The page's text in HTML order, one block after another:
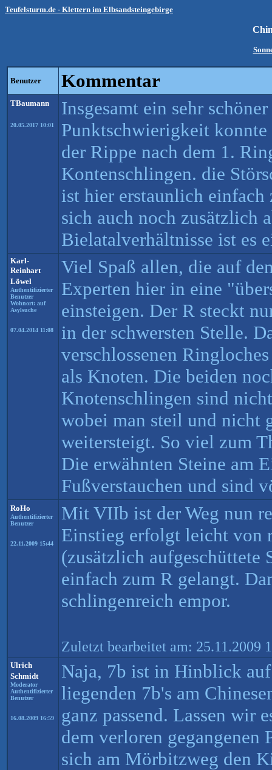
Teufelsturm.de - Klettern im Elbsandsteingebirge
Benutzer Kommentar
TBaumann
20.05.2017 10:01
Insgesamt ein sehr
Punktschwierigkeit
der Rippe nach dem 1.
Kontenschlingen. die
ist hier erstaunlich einfach
sich auch noch zusätzlich
Bielatalverhältnisse ist es
Karl-
Reinhart
Löwel
Authentifizierter
Benutzer
Wohnort: auf
Asylsuche
07.04.2014 11:08
Viel Spaß allen, die auf
Experten hier in eine
einsteigen. Der R steckt
in der schwersten Stelle.
verschlossenen
als Knoten. Die beiden
Knotenschlingen sind
wobei man steil und nicht
weitersteigt. So viel zum
Die erwähnten Steine am
Fußverstauchen und sind
RoHo
Authentifizierter
Benutzer
22.11.2009 15:44
Mit VIIb ist der Weg nun
Einstieg erfolgt leicht von
(zusätzlich aufgeschüttete
einfach zum R gelangt.
schlingenreich empor.
Zuletzt bearbeitet am: 25.11.2009
Ulrich
Schmidt
Moderator
Authentifizierter
Benutzer
16.08.2009 16:59
Naja, 7b ist in Hinblick
liegenden 7b's am
ganz passend. Lassen wir
dem verloren gegangenen
sich am Mörbitzweg den